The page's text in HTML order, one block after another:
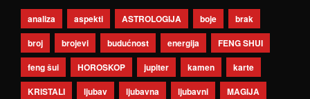
analiza aspekti ASTROLOGIJA boje
brak
broj
brojevi budućnost energija
FENG SHUI
feng šui
HOROSKOP jupiter kamen
karte
KRISTALI
ljubav ljubavna ljubavni
MAGIJA